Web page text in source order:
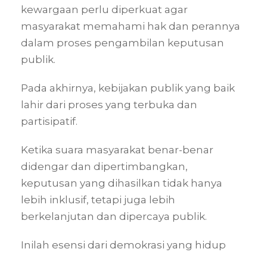
kewargaan perlu diperkuat agar
masyarakat memahami hak dan perannya
dalam proses pengambilan keputusan
publik.
Pada akhirnya, kebijakan publik yang baik
lahir dari proses yang terbuka dan
partisipatif.
Ketika suara masyarakat benar-benar
didengar dan dipertimbangkan,
keputusan yang dihasilkan tidak hanya
lebih inklusif, tetapi juga lebih
berkelanjutan dan dipercaya publik.
Inilah esensi dari demokrasi yang hidup